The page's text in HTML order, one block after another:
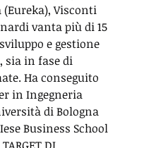
(Eureka), Visconti
vanta più di 15
e gestione
sia in fase di
Ha conseguito
in Ingegneria
di Bologna
Business School